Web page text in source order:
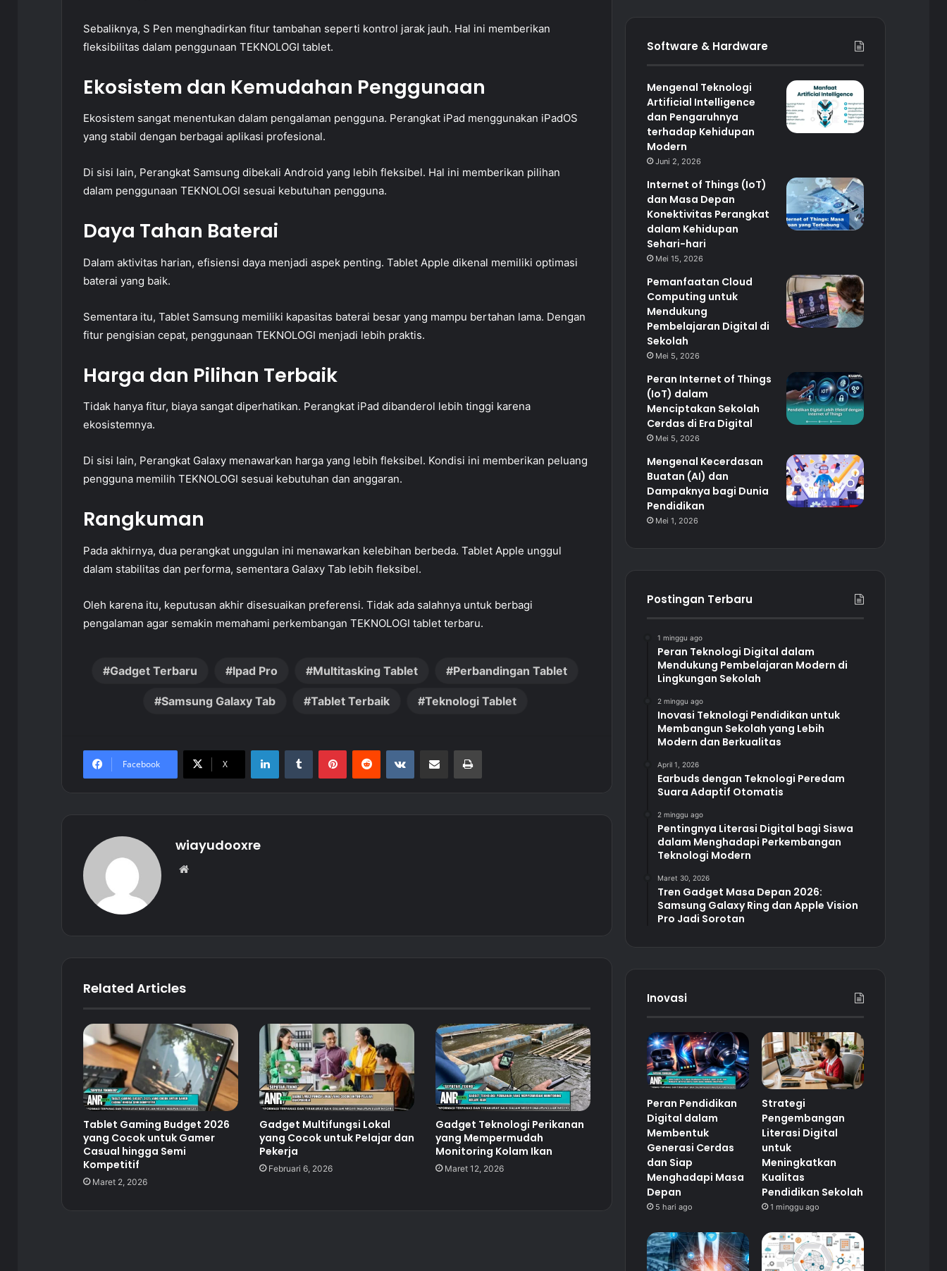
Sebaliknya, S Pen menghadirkan fitur tambahan seperti kontrol jarak jauh. Hal ini memberikan
fleksibilitas dalam penggunaan TEKNOLOGI tablet.
Ekosistem dan Kemudahan Penggunaan
Ekosistem sangat menentukan dalam pengalaman pengguna. Perangkat iPad menggunakan iPadOS
yang stabil dengan berbagai aplikasi profesional.
Di sisi lain, Perangkat Samsung dibekali Android yang lebih fleksibel. Hal ini memberikan pilihan
dalam penggunaan TEKNOLOGI sesuai kebutuhan pengguna.
Daya Tahan Baterai
Dalam aktivitas harian, efisiensi daya menjadi aspek penting. Tablet Apple dikenal memiliki optimasi
baterai yang baik.
Sementara itu, Tablet Samsung memiliki kapasitas baterai besar yang mampu bertahan lama. Dengan
fitur pengisian cepat, penggunaan TEKNOLOGI menjadi lebih praktis.
Harga dan Pilihan Terbaik
Tidak hanya fitur, biaya sangat diperhatikan. Perangkat iPad dibanderol lebih tinggi karena
ekosistemnya.
Di sisi lain, Perangkat Galaxy menawarkan harga yang lebih fleksibel. Kondisi ini memberikan peluang
pengguna memilih TEKNOLOGI sesuai kebutuhan dan anggaran.
Rangkuman
Pada akhirnya, dua perangkat unggulan ini menawarkan kelebihan berbeda. Tablet Apple unggul
dalam stabilitas dan performa, sementara Galaxy Tab lebih fleksibel.
Oleh karena itu, keputusan akhir disesuaikan preferensi. Tidak ada salahnya untuk berbagi
pengalaman agar semakin memahami perkembangan TEKNOLOGI tablet terbaru.
Gadget Terbaru Ipad Pro Multitasking Tablet Perbandingan Tablet
Samsung Galaxy Tab Tablet Terbaik Teknologi Tablet
Facebook X
LinkedInTumblr PinterestReddit VKontakteShare via Email Print
wiayudooxre
Related Articles
Tablet Gaming Budget 2026
yang Cocok untuk Gamer
Casual hingga Semi
Kompetitif
Maret 2, 2026
Gadget Multifungsi Lokal
yang Cocok untuk Pelajar dan
Pekerja
Februari 6, 2026
Gadget Teknologi Perikanan
yang Mempermudah
Monitoring Kolam Ikan
Maret 12, 2026
Software & Hardware
Mengenal Teknologi
Artificial Intelligence
dan Pengaruhnya
terhadap Kehidupan
Modern
Juni 2, 2026
Internet of Things (IoT)
dan Masa Depan
Konektivitas Perangkat
dalam Kehidupan
Sehari-hari
Mei 15, 2026
Pemanfaatan Cloud
Computing untuk
Mendukung
Pembelajaran Digital di
Sekolah
Mei 5, 2026
Peran Internet of Things
(IoT) dalam
Menciptakan Sekolah
Cerdas di Era Digital
Mei 5, 2026
Mengenal Kecerdasan
Buatan (AI) dan
Dampaknya bagi Dunia
Pendidikan
Mei 1, 2026
Postingan Terbaru
1 minggu ago
Peran Teknologi Digital dalam
Mendukung Pembelajaran Modern di
Lingkungan Sekolah
2 minggu ago
Inovasi Teknologi Pendidikan untuk
Membangun Sekolah yang Lebih
Modern dan Berkualitas
April 1, 2026
Earbuds dengan Teknologi Peredam
Suara Adaptif Otomatis
2 minggu ago
Pentingnya Literasi Digital bagi Siswa
dalam Menghadapi Perkembangan
Teknologi Modern
Maret 30, 2026
Tren Gadget Masa Depan 2026:
Samsung Galaxy Ring dan Apple Vision
Pro Jadi Sorotan
Inovasi
Peran Pendidikan
Digital dalam
Membentuk
Generasi Cerdas
dan Siap
Menghadapi Masa
Depan
5 hari ago
Strategi
Pengembangan
Literasi Digital
untuk
Meningkatkan
Kualitas
Pendidikan Sekolah
1 minggu ago